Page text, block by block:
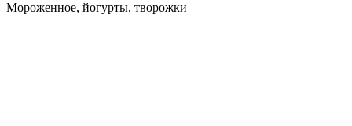
Мороженное, йогурты, творожки